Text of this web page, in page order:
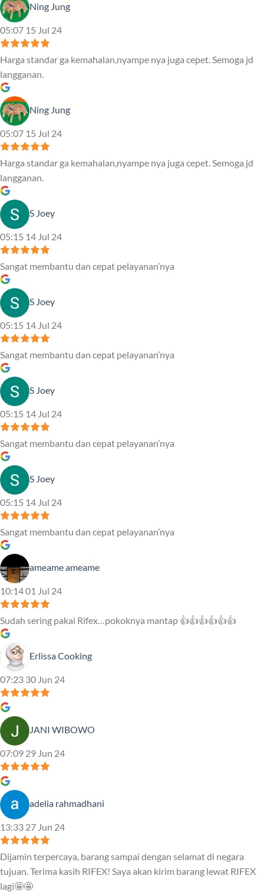
Ning Jung
05:07 15 Jul 24
Harga standar ga kemahalan,nyampe nya juga cepet. Semoga jd
langganan.
Ning Jung
05:07 15 Jul 24
Harga standar ga kemahalan,nyampe nya juga cepet. Semoga jd
langganan.
S Joey
05:15 14 Jul 24
Sangat membantu dan cepat pelayanan’nya
S Joey
05:15 14 Jul 24
Sangat membantu dan cepat pelayanan’nya
S Joey
05:15 14 Jul 24
Sangat membantu dan cepat pelayanan’nya
S Joey
05:15 14 Jul 24
Sangat membantu dan cepat pelayanan’nya
ameame ameame
10:14 01 Jul 24
Sudah sering pakai Rifex…pokoknya mantap 👍👍👍👍👍👍
Erlissa Cooking
07:23 30 Jun 24
JANI WIBOWO
07:09 29 Jun 24
adelia rahmadhani
13:33 27 Jun 24
Dijamin terpercaya, barang sampai dengan selamat di negara
tujuan. Terima kasih RIFEX! Saya akan kirim barang lewat RIFEX
lagi🤩🤩